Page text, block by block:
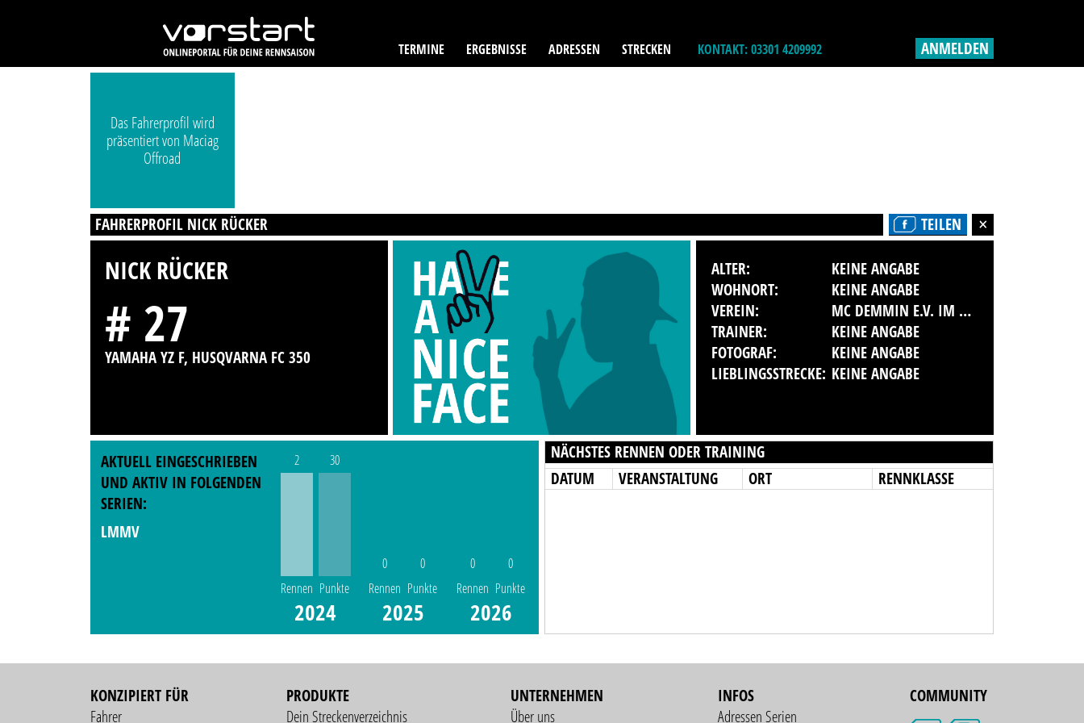
TERMINE ERGEBNISSE ADRESSEN STRECKEN KONTAKT: 03301 4209992 ANMELDEN
Das Fahrerprofil wird
präsentiert von Maciag
Offroad
FAHRERPROFIL NICK RÜCKER TEILEN
NICK RÜCKER
# 27
YAMAHA YZ F, HUSQVARNA FC 350
ALTER:
KEINE ANGABE
WOHNORT:
KEINE ANGABE
VEREIN:
MC DEMMIN E.V. IM ADAC
TRAINER:
KEINE ANGABE
FOTOGRAF:
KEINE ANGABE
LIEBLINGSSTRECKE: KEINE ANGABE
AKTUELL EINGESCHRIEBEN
UND AKTIV IN FOLGENDEN
SERIEN:
LMMV
2
Rennen
30
Punkte
2024
0
Rennen
0
Punkte
2025
0
Rennen
0
Punkte
2026
NÄCHSTES RENNEN ODER TRAINING
DATUM
VERANSTALTUNG ORT RENNKLASSE
KONZIPIERT FÜR
Fahrer
PRODUKTE
Dein Streckenverzeichnis
UNTERNEHMEN
Über uns
INFOS
Adressen Serien
COMMUNITY